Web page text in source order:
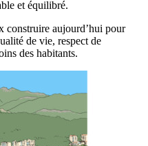
et équilibré.
construire aujourd’hui pour
de vie, respect de
des habitants.